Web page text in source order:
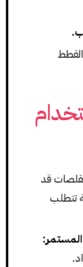
قد
تتطلب